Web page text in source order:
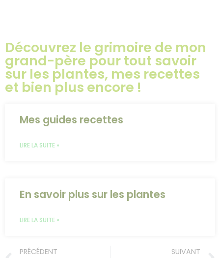
Découvrez le grimoire de mon
grand-père pour tout savoir
sur les plantes, mes recettes
et bien plus encore !
Mes guides recettes
LIRE LA SUITE »
En savoir plus sur les plantes
LIRE LA SUITE »
PRÉCÉDENT SUIVANT